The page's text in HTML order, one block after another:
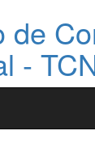
de
-